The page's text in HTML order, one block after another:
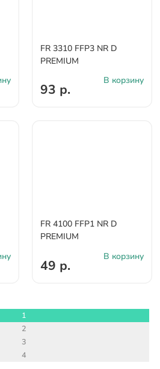
FR 3310 FFP3 NR D
PREMIUM
93 р.
В корзину
FR 4100 FFP1 NR D
PREMIUM
49 р.
В корзину
1
2
3
4